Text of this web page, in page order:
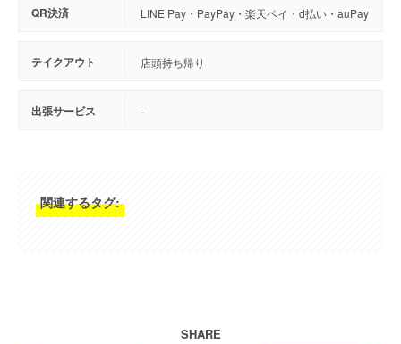
QR決済 LINE Pay・PayPay・楽天ペイ・d払い・auPay
テイクアウト 店頭持ち帰り
出張サービス -
関連するタグ:
SHARE